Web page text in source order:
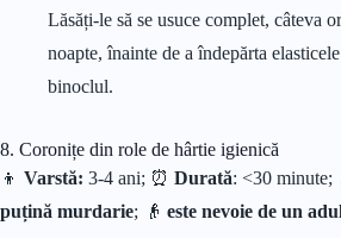
Lăsăți-le să se usuce complet, câteva
noapte, înainte de a îndepărta
binoclul.
8. Coronițe din role de hârtie igienică
👦 Varstă: 3-4 ani; ⏰ Durată: <30 minute;
puțină murdarie; 👴 este nevoie de un